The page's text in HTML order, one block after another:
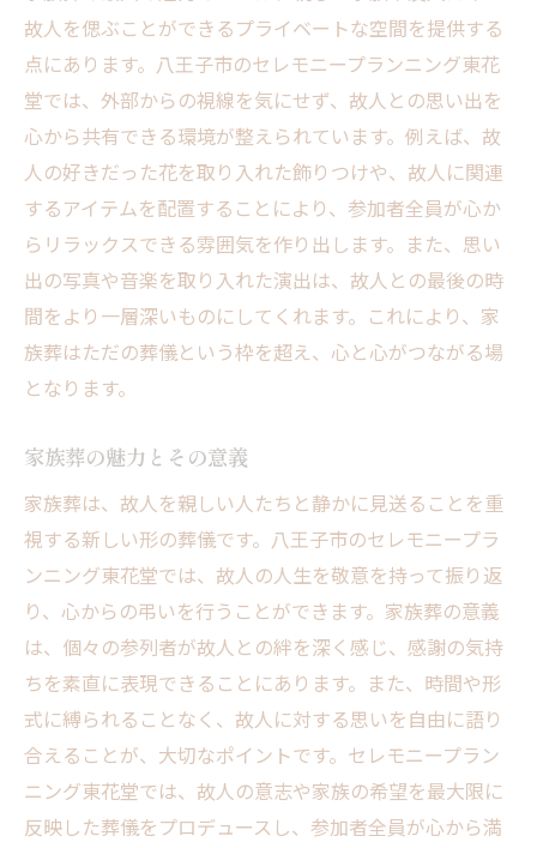
れ
初めての相談から葬儀終了まで
事前準備の流れとポイント
実際の葬儀当日の進行
葬儀後の手続きとサポート
予約からアフターケアまでの一貫したサポ
ート
八王子市独自のプランニング方法
八王子市での家族葬セレモニープランニング東
花堂が選ばれる理由
地域密着の信頼感
個別対応のフレキシブルなプラン
安心感を提供する豊富な実績
顧客満足度の高さ
家族葬に特化した専門知識
セレモニープランニング東花堂の強み
家族葬に関するよくある質問八王子市の実例か
ら学ぶ
家族葬を選ぶ際の疑問点
お悔やみの表し方とそのマナー
宗教的な配慮は必要？
故人を偲ぶことができるプライベートな空間を提供する
点にあります。八王子市のセレモニープランニング東花
堂では、外部からの視線を気にせず、故人との思い出を
心から共有できる環境が整えられています。例えば、故
人の好きだった花を取り入れた飾りつけや、故人に関連
するアイテムを配置することにより、参加者全員が心か
らリラックスできる雰囲気を作り出します。また、思い
出の写真や音楽を取り入れた演出は、故人との最後の時
間をより一層深いものにしてくれます。これにより、家
族葬はただの葬儀という枠を超え、心と心がつながる場
となります。
家族葬の魅力とその意義
家族葬は、故人を親しい人たちと静かに見送ることを重
視する新しい形の葬儀です。八王子市のセレモニープラ
ンニング東花堂では、故人の人生を敬意を持って振り返
り、心からの弔いを行うことができます。家族葬の意義
は、個々の参列者が故人との絆を深く感じ、感謝の気持
ちを素直に表現できることにあります。また、時間や形
式に縛られることなく、故人に対する思いを自由に語り
合えることが、大切なポイントです。セレモニープラン
ニング東花堂では、故人の意志や家族の希望を最大限に
反映した葬儀をプロデュースし、参加者全員が心から満